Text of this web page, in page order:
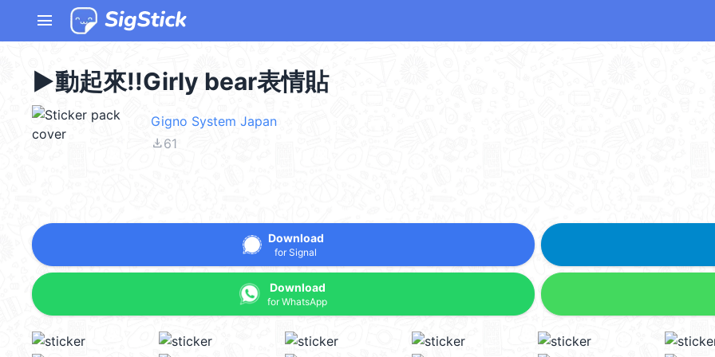
menu
▶︎動起來!!Girly bear表情貼
Gigno System Japan
file_download61
Download
for Signal
Download
for WhatsApp